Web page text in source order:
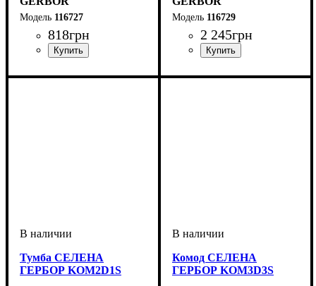
116727
818грн
116729
2 245грн
Тумба СЕЛЕНА
ГЕРБОР KOM2D1S
Комод СЕЛЕНА
ГЕРБОР KOM3D3S